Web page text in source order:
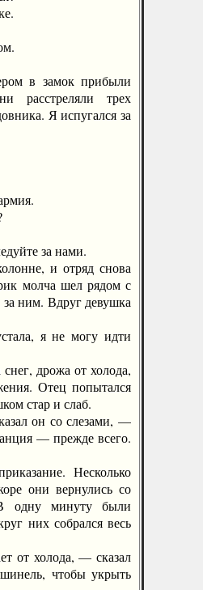
в замок прибыли
расстреляли трех
Я испугался за
за нами.
и отряд снова
молча шел рядом с
ним. Вдруг девушка
я не могу идти
дрожа от холода,
Отец попытался
стар и слаб.
он со слезами, —
— прежде всего.
Несколько
они вернулись со
одну минуту были
них собрался весь
холода, — сказал
чтобы укрыть